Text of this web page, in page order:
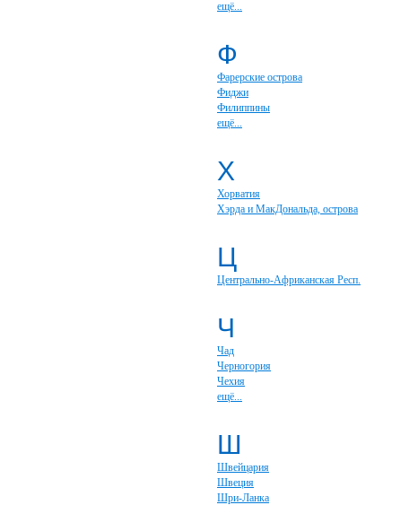
ещё...
Ф
Фарерские острова
Фиджи
Филиппины
ещё...
Х
Хорватия
Хэрда и МакДональда, острова
Ц
Центрально-Африканская Респ.
Ч
Чад
Черногория
Чехия
ещё...
Ш
Швейцария
Швеция
Шри-Ланка